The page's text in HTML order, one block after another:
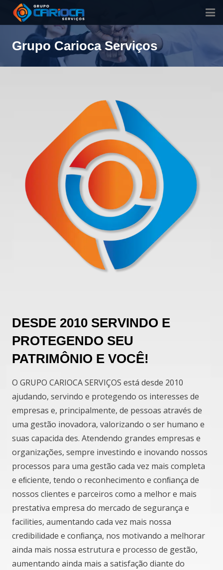
Home
Quem Somos
Grupo Carioca Serviços
DESDE 2010 SERVINDO E
PROTEGENDO SEU
PATRIMÔNIO E VOCÊ!
O GRUPO CARIOCA SERVIÇOS está desde 2010
ajudando, servindo e protegendo os interesses de
empresas e, principalmente, de pessoas através de
uma gestão inovadora, valorizando o ser humano e
suas capacida des. Atendendo grandes empresas e
organizações, sempre investindo e inovando nossos
processos para uma gestão cada vez mais completa
e eﬁciente, tendo o reconhecimento e conﬁança de
nossos clientes e parceiros como a melhor e mais
prestativa empresa do mercado de segurança e
facilities, aumentando cada vez mais nossa
credibilidade e conﬁança, nos motivando a melhorar
ainda mais nossa estrutura e processo de gestão,
aumentando ainda mais a satisfação diante do